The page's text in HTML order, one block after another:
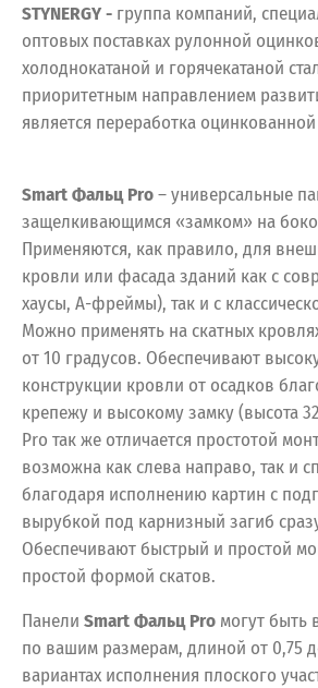
STYNERGY - группа компаний,
оптовых поставках рулонной
холоднокатаной и горячекатаной
приоритетным направлением
является переработка оцинкованной
Smart Фальц Pro– универсальные
защелкивающимся «замком» на
Применяются, как правило, для
кровли или фасада зданий как с
хаусы, А-фреймы), так и с
Можно применять на скатных
от 10 градусов. Обеспечивают
конструкции кровли от осадков
крепежу и высокому замку (высота
Pro так же отличается простотой
возможна как слева направо, так и
благодаря исполнению картин с
вырубкой под карнизный загиб
Обеспечивают быстрый и простой
простой формой скатов.
Панели Smart Фальц Pro могут быть
по вашим размерам, длиной от 0,75
вариантах исполнения плоского